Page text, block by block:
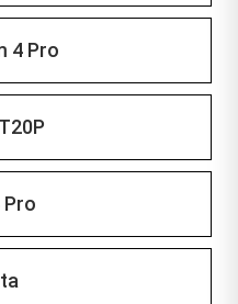
4 Pro
Pro